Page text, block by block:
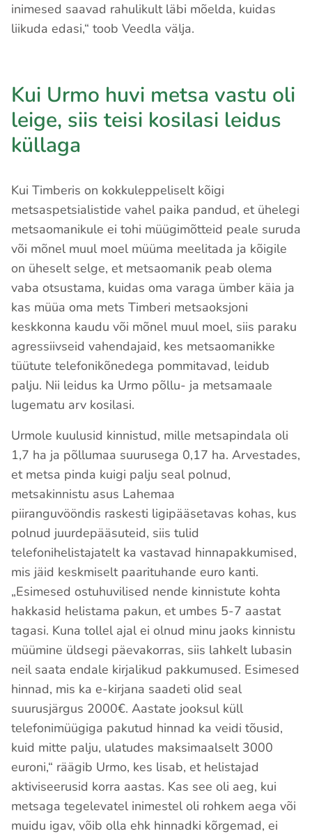
inimesed saavad rahulikult läbi mõelda, kuidas
liikuda edasi,“ toob Veedla välja.
Kui Urmo huvi metsa vastu oli
leige, siis teisi kosilasi leidus
küllaga
Kui Timberis on kokkuleppeliselt kõigi
metsaspetsialistide vahel paika pandud, et ühelegi
metsaomanikule ei tohi müügimõtteid peale suruda
või mõnel muul moel müüma meelitada ja kõigile
on üheselt selge, et metsaomanik peab olema
vaba otsustama, kuidas oma varaga ümber käia ja
kas müüa oma mets Timberi metsaoksjoni
keskkonna kaudu või mõnel muul moel, siis paraku
agressiivseid vahendajaid, kes metsaomanikke
tüütute telefonikõnedega pommitavad, leidub
palju. Nii leidus ka Urmo põllu- ja metsamaale
lugematu arv kosilasi.
Urmole kuulusid kinnistud, mille metsapindala oli
1,7 ha ja põllumaa suurusega 0,17 ha. Arvestades,
et metsa pinda kuigi palju seal polnud,
metsakinnistu asus Lahemaa
piiranguvööndis raskesti ligipääsetavas kohas, kus
polnud juurdepääsuteid, siis tulid
telefonihelistajatelt ka vastavad hinnapakkumised,
mis jäid keskmiselt paarituhande euro kanti.
„Esimesed ostuhuvilised nende kinnistute kohta
hakkasid helistama pakun, et umbes 5-7 aastat
tagasi. Kuna tollel ajal ei olnud minu jaoks kinnistu
müümine üldsegi päevakorras, siis lahkelt lubasin
neil saata endale kirjalikud pakkumused. Esimesed
hinnad, mis ka e-kirjana saadeti olid seal
suurusjärgus 2000€. Aastate jooksul küll
telefonimüügiga pakutud hinnad ka veidi tõusid,
kuid mitte palju, ulatudes maksimaalselt 3000
euroni,“ räägib Urmo, kes lisab, et helistajad
aktiviseerusid korra aastas. Kas see oli aeg, kui
metsaga tegelevatel inimestel oli rohkem aega või
muidu igav, võib olla ehk hinnadki kõrgemad, ei